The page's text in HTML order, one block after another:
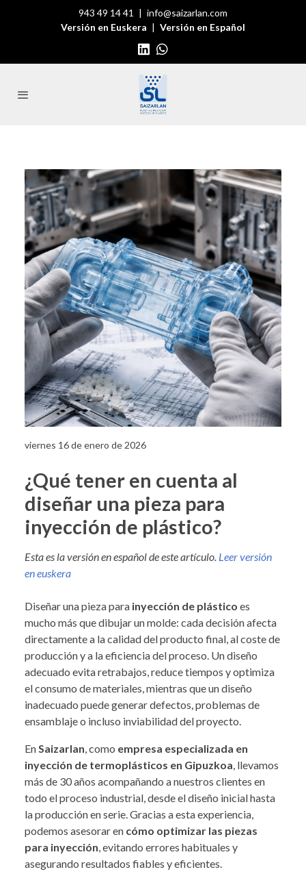
943 49 14 41 | info@saizarlan.com
Versión en Euskera | Versión en Español
viernes 16 de enero de 2026
¿Qué tener en cuenta al
diseñar una pieza para
inyección de plástico?
Esta es la versión en español de este artículo. Leer versión
en euskera
Diseñar una pieza para inyección de plástico es
mucho más que dibujar un molde: cada decisión afecta
directamente a la calidad del producto final, al coste de
producción y a la eficiencia del proceso. Un diseño
adecuado evita retrabajos, reduce tiempos y optimiza
el consumo de materiales, mientras que un diseño
inadecuado puede generar defectos, problemas de
ensamblaje o incluso inviabilidad del proyecto.
En Saizarlan , como empresa especializada en
inyección de termoplásticos en Gipuzkoa , llevamos
más de 30 años acompañando a nuestros clientes en
todo el proceso industrial, desde el diseño inicial hasta
la producción en serie. Gracias a esta experiencia,
podemos asesorar en cómo optimizar las piezas
para inyección , evitando errores habituales y
asegurando resultados fiables y eficientes.